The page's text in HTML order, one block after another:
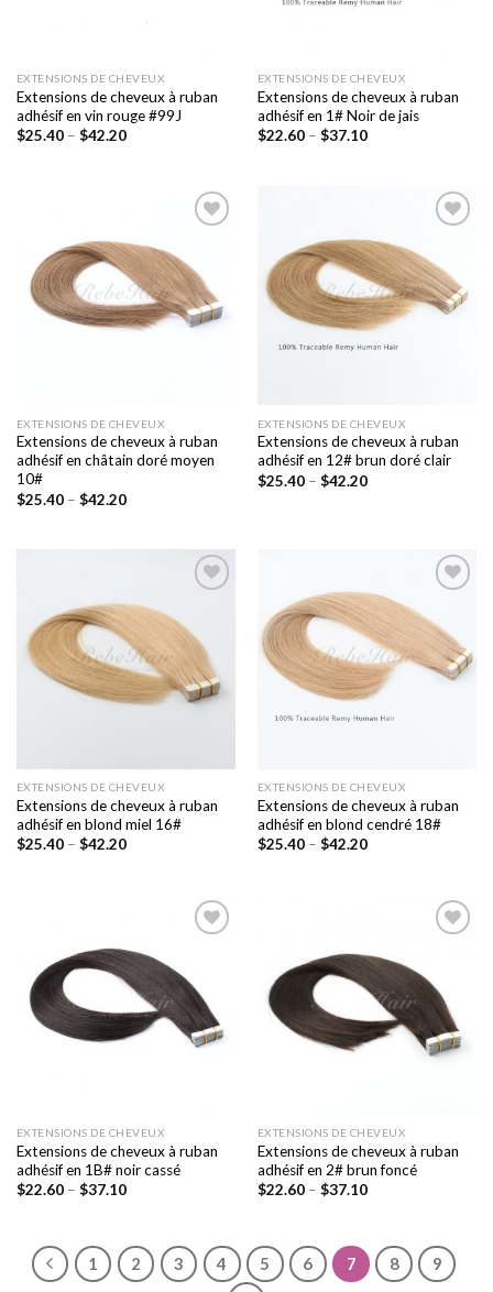
EXTENSIONS DE CHEVEUX
Extensions de cheveux à ruban
adhésif en vin rouge #99J
$25.40– $42.20
EXTENSIONS DE CHEVEUX
Extensions de cheveux à ruban
adhésif en 1# Noir de jais
$22.60– $37.10
à la liste
de
souhaits
EXTENSIONS DE CHEVEUX
Extensions de cheveux à ruban
adhésif en châtain doré moyen
10#
$25.40– $42.20
à la liste
de
souhaits
EXTENSIONS DE CHEVEUX
Extensions de cheveux à ruban
adhésif en 12# brun doré clair
$25.40– $42.20
à la liste
de
souhaits
EXTENSIONS DE CHEVEUX
Extensions de cheveux à ruban
adhésif en blond miel 16#
$25.40– $42.20
à la liste
de
souhaits
EXTENSIONS DE CHEVEUX
Extensions de cheveux à ruban
adhésif en blond cendré 18#
$25.40– $42.20
souhaits
EXTENSIONS DE CHEVEUX
Extensions de cheveux à ruban
adhésif en 1B# noir cassé
$22.60– $37.10
souhaits
EXTENSIONS DE CHEVEUX
Extensions de cheveux à ruban
adhésif en 2# brun foncé
$22.60– $37.10
1 2 3 4 5 6 7 8 9